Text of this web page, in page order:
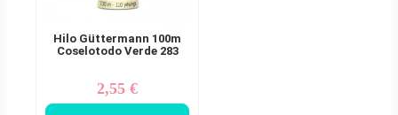
Hilo Güttermann 100m
Coselotodo Verde 283
Precio
2,55 €